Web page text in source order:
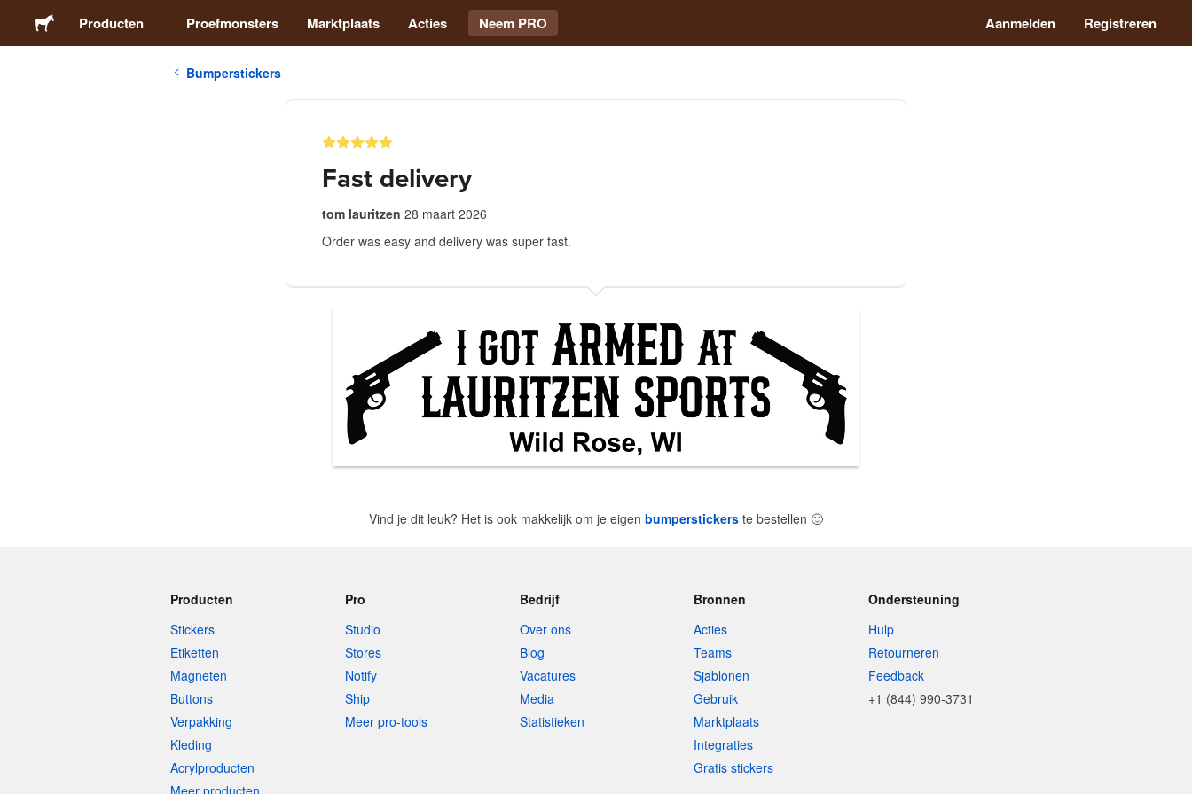
Producten Proefmonsters Marktplaats Acties Neem PRO Aanmelden Registreren
Bumperstickers
Fast delivery
tom lauritzen 28 maart 2026
Order was easy and delivery was super fast.
Vind je dit leuk? Het is ook makkelijk om je eigen bumperstickers te bestellen 🙂
Producten
Stickers
Etiketten
Magneten
Buttons
Verpakking
Kleding
Acrylproducten
Meer producten
Pro
Studio
Stores
Notify
Ship
Meer pro-tools
Bedrijf
Over ons
Blog
Vacatures
Media
Statistieken
Bronnen
Acties
Teams
Sjablonen
Gebruik
Marktplaats
Integraties
Gratis stickers
Ondersteuning
Hulp
Retourneren
Feedback
+1 (844) 990-3731